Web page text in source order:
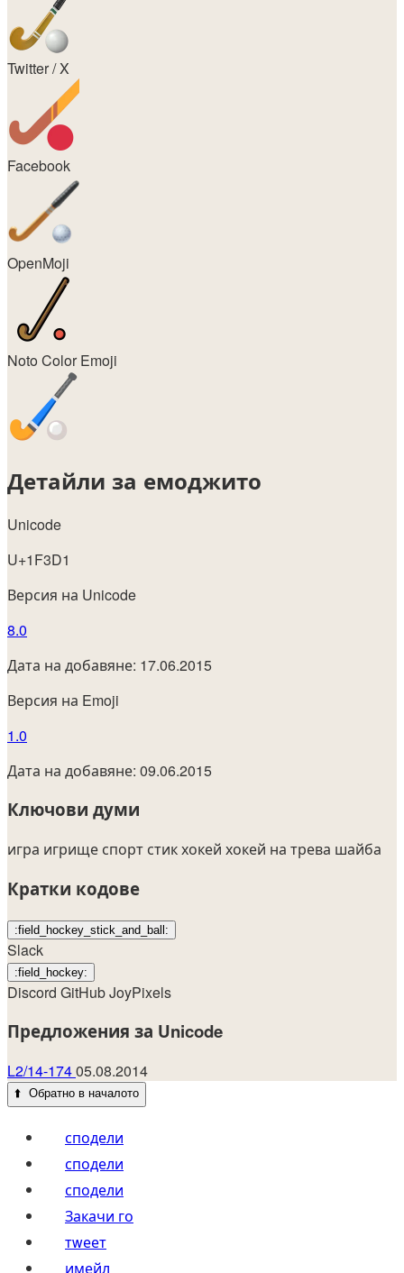
Twitter / X
Facebook
OpenMoji
Noto Color Emoji
Детайли за емоджито
Unicode
U+1F3D1
Версия на Unicode
8.0
Дата на добавяне: 17.06.2015
Версия на Emoji
1.0
Дата на добавяне: 09.06.2015
Ключови думи
игра игрище спорт стикхокей хокей на трева шайба
Кратки кодове
:field_hockey_stick_and_ball:
Slack
:field_hockey:
Discord GitHubJoyPixels
Предложения за Unicode
L2/14-17405.08.2014
⬆️ Обратно в началото
сподели
сподели
сподели
Закачи го
тwеет
имейл